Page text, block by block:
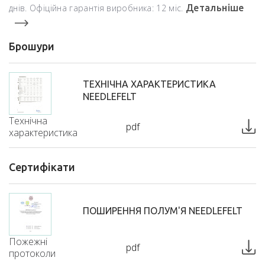
днів. Офіційна гарантія виробника: 12 міс. Детальніше
Брошури
ТЕХНІЧНА ХАРАКТЕРИСТИКА
NEEDLEFELT
Технічна
характеристика
pdf
Сертифікати
ПОШИРЕННЯ ПОЛУМ'Я NEEDLEFELT
Пожежні
протоколи
pdf